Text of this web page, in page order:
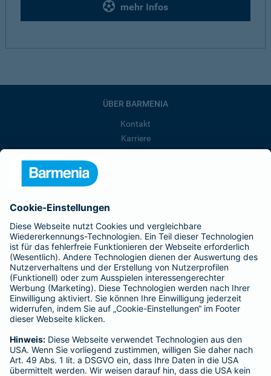
mehr Infos
ÜBER BARMENIA
Kontakt
Karriere
Barmenia ist Teil der BarmeniaGothaer
BELIEBTE SEITEN
Kranken-Zusatzversicherung
Tierversicherungen
Haftpflichtversicherung
Hausratversicherung
Adresse ändern
Schaden melden